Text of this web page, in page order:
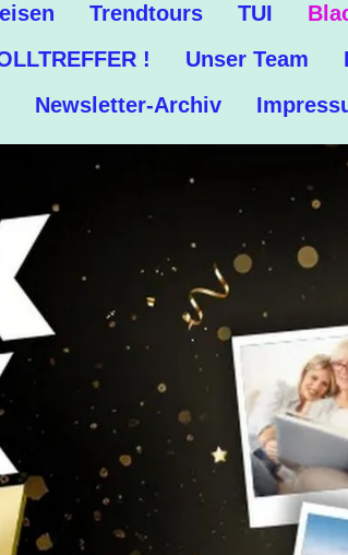
Trendtours TUI
! Unser Team
Newsletter-Archiv